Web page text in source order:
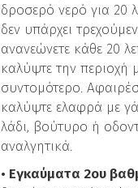
δροσερό νερό για 20
δεν υπάρχει
ανανεώνετε κάθε 20
καλύψτε την περιοχή
συντομότερο.
καλύψτε ελαφρά με
λάδι, βούτυρο ή
αναλγητικά.
• Εγκαύματα 2ου